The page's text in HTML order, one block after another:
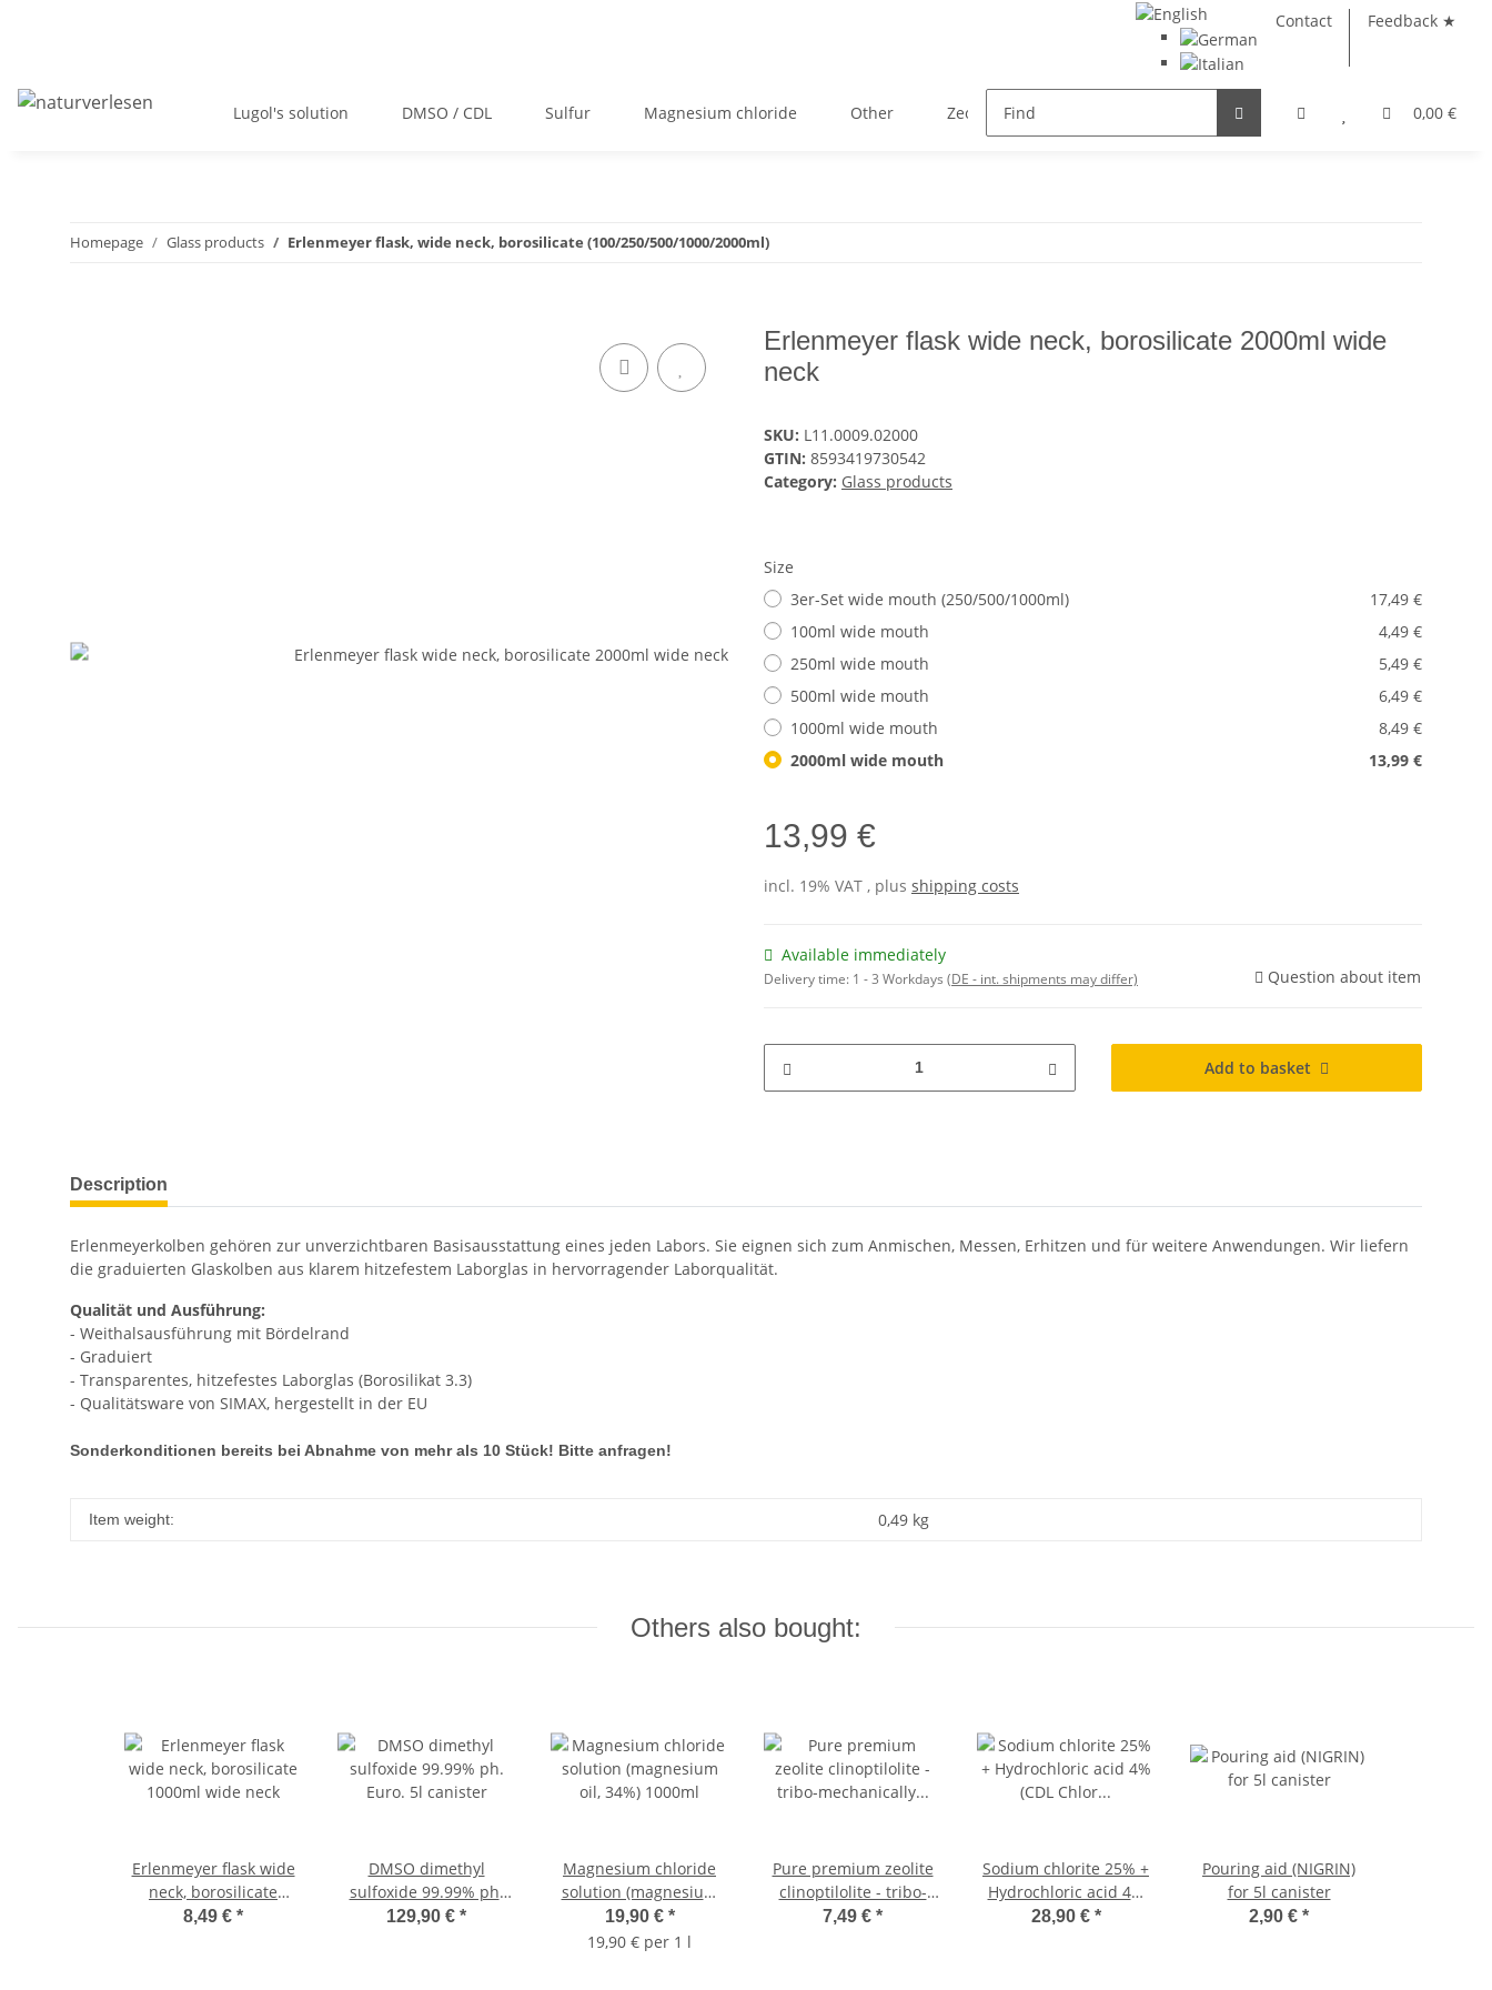
Contact Feedback ★
0,00 €
Lugol's solution DMSO / CDL Sulfur Magnesium chloride Other Zeolite Glass products
Homepage Glass products Erlenmeyer flask, wide neck, borosilicate (100/250/500/1000/2000ml)
Erlenmeyer flask wide neck, borosilicate 2000ml wide
neck
SKU: L11.0009.02000
GTIN: 8593419730542
Category: Glass products
Size
3er-Set wide mouth (250/500/1000ml)
17,49 €
100ml wide mouth
4,49 €
250ml wide mouth
5,49 €
500ml wide mouth
6,49 €
1000ml wide mouth
8,49 €
2000ml wide mouth
13,99 €
13,99 €
incl. 19% VAT , plus shipping costs
Available immediately
Delivery time: 1 - 3 Workdays (DE - int. shipments may differ) Question about item
Add to basket
Description
Erlenmeyerkolben gehören zur unverzichtbaren Basisausstattung eines jeden Labors. Sie eignen sich zum Anmischen, Messen, Erhitzen und für weitere Anwendungen. Wir liefern
die graduierten Glaskolben aus klarem hitzefestem Laborglas in hervorragender Laborqualität.
Qualität und Ausführung:
- Weithalsausführung mit Bördelrand
- Graduiert
- Transparentes, hitzefestes Laborglas (Borosilikat 3.3)
- Qualitätsware von SIMAX, hergestellt in der EU
Sonderkonditionen bereits bei Abnahme von mehr als 10 Stück! Bitte anfragen!
Item weight: 0,49 kg
Others also bought:
Erlenmeyer flask wide
neck, borosilicate
1000ml wide neck
8,49 € *
DMSO dimethyl
sulfoxide 99.99% ph.
Euro. 5l canister
129,90 € *
Magnesium chloride
solution (magnesium
oil, 34%) 1000ml
19,90 € *
19,90 € per 1 l
Pure premium zeolite
clinoptilolite - tribo-
mechanically
7,49 € *
Sodium chlorite 25% +
Hydrochloric acid 4%
(CDL Chlor dioxide 2-
28,90 € *
Pouring aid (NIGRIN)
for 5l canister
2,90 € *